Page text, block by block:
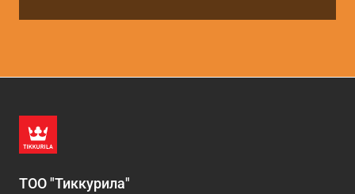
ТОО "Тиккурила"